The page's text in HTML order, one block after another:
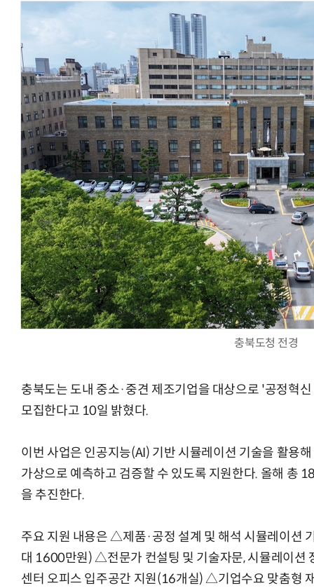
충북도청 전경
충북도는 도내 중소·중견 제조기업을 대상으로 '공정혁
모집한다고 10일 밝혔다.
이번 사업은 인공지능(AI) 기반 시뮬레이션 기술을 활용
가상으로 예측하고 검증할 수 있도록 지원한다. 올해 총
을 추진한다.
주요 지원 내용은 △제품·공정 설계 및 해석 시뮬레이션
대 1600만원) △전문가 컨설팅 및 기술자문, 시뮬레이
센터 오피스 입주공간 지원(16개실) △기업수요 맞춤형
AI Native Enterprise를 지원하는 AI Ready Data